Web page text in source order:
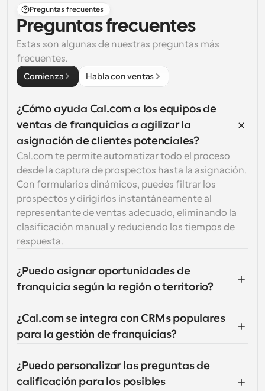
Preguntas frecuentes
Preguntas frecuentes
Estas son algunas de nuestras preguntas más
frecuentes.
Comienza Habla con ventas
¿Cómo ayuda Cal.com a los equipos de
ventas de franquicias a agilizar la
asignación de clientes potenciales?
Cal.com te permite automatizar todo el proceso
desde la captura de prospectos hasta la asignación.
Con formularios dinámicos, puedes filtrar los
prospectos y dirigirlos instantáneamente al
representante de ventas adecuado, eliminando la
clasificación manual y reduciendo los tiempos de
respuesta.
¿Puedo asignar oportunidades de
franquicia según la región o territorio?
¿Cal.com se integra con CRMs populares
para la gestión de franquicias?
¿Puedo personalizar las preguntas de
calificación para los posibles